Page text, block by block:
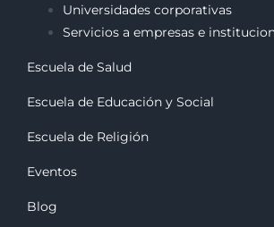
Universidades corporativas
Servicios a empresas e
Escuela de Salud
Escuela de Educación y Social
Escuela de Religión
Eventos
Blog